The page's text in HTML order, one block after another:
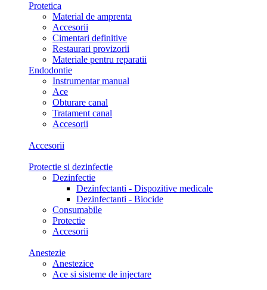
Protetica
Material de amprenta
Accesorii
Cimentari definitive
Restaurari provizorii
Materiale pentru reparatii
Endodontie
Instrumentar manual
Ace
Obturare canal
Tratament canal
Accesorii
Accesorii
Protectie si dezinfectie
Dezinfectie
Dezinfectanti - Dispozitive medicale
Dezinfectanti - Biocide
Consumabile
Protectie
Accesorii
Anestezie
Anestezice
Ace si sisteme de injectare